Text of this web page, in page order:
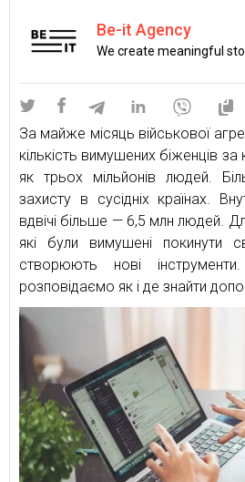
Be-it Agency
We create meaningful
За майже місяць військової
кількість вимушених біженців
як трьох мільйонів людей.
захисту в сусідніх країнах.
вдвічі більше — 6,5 млн людей.
які були вимушені покинути
створюють нові
розповідаємо як і де знайти